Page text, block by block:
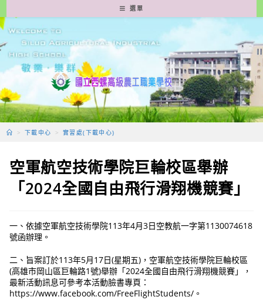
轉
至
要
容
選單
> 下載中心 > 實習處(下載中心)
空軍航空技術學院巨輪校區舉辦
「2024全國自由飛行滑翔機競賽」
一、依據空軍航空技術學院113年4月3日空教航一字第1130074618
號函辦理。
二、旨案訂於113年5月17日(星期五)，空軍航空技術學院巨輪校區
(高雄市岡山區巨輪路1號)舉辦「2024全國自由飛行滑翔機競賽」，
最新活動訊息可參考本活動臉書專頁：
https://www.facebook.com/FreeFlightStudents/。